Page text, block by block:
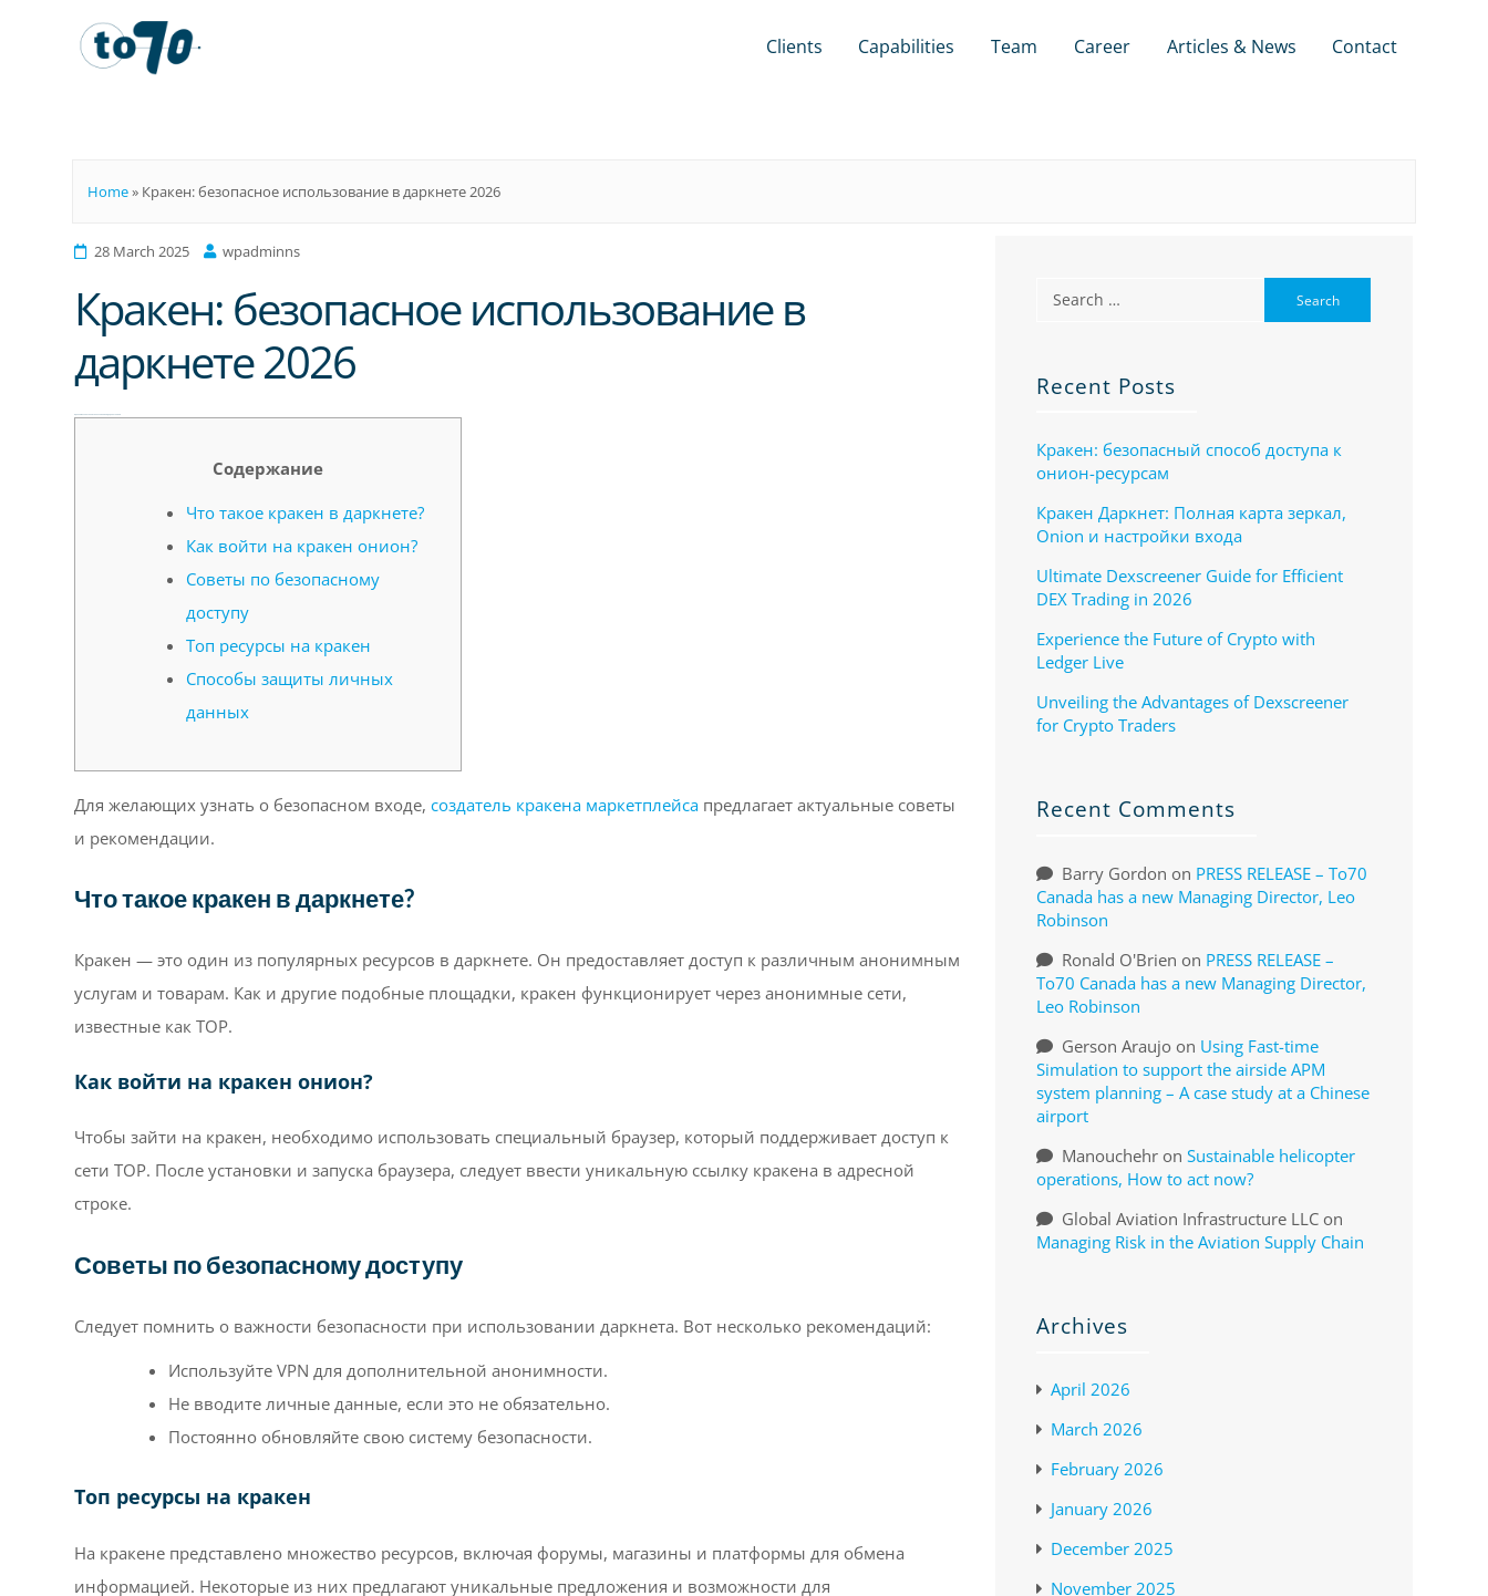
Clients Capabilities Team Career Articles & News Contact
Home» Кракен: безопасное использование в даркнете 2026
28 March 2025 wpadminns
Кракен: безопасное использование в
даркнете 2026
Содержание
Что такое кракен в даркнете?
Как войти на кракен онион?
Советы по безопасному
доступу
Топ ресурсы на кракен
Способы защиты личных
данных
Для желающих узнать о безопасном входе, создатель кракена маркетплейса предлагает актуальные советы
и рекомендации.
Что такое кракен в даркнете?
Кракен — это один из популярных ресурсов в даркнете. Он предоставляет доступ к различным анонимным
услугам и товарам. Как и другие подобные площадки, кракен функционирует через анонимные сети,
известные как ТОР.
Как войти на кракен онион?
Чтобы зайти на кракен, необходимо использовать специальный браузер, который поддерживает доступ к
сети ТОР. После установки и запуска браузера, следует ввести уникальную ссылку кракена в адресной
строке.
Советы по безопасному доступу
Следует помнить о важности безопасности при использовании даркнета. Вот несколько рекомендаций:
Используйте VPN для дополнительной анонимности.
Не вводите личные данные, если это не обязательно.
Постоянно обновляйте свою систему безопасности.
Топ ресурсы на кракен
На кракене представлено множество ресурсов, включая форумы, магазины и платформы для обмена
информацией. Некоторые из них предлагают уникальные предложения и возможности для
Recent Posts
Кракен: безопасный способ доступа к
онион-ресурсам
Кракен Даркнет: Полная карта зеркал,
Onion и настройки входа
Ultimate Dexscreener Guide for Efficient
DEX Trading in 2026
Experience the Future of Crypto with
Ledger Live
Unveiling the Advantages of Dexscreener
for Crypto Traders
Recent Comments
Barry Gordon on PRESS RELEASE – To70
Canada has a new Managing Director, Leo
Robinson
Ronald O'Brien on PRESS RELEASE –
To70 Canada has a new Managing Director,
Leo Robinson
Gerson Araujoon Using Fast-time
Simulation to support the airside APM
system planning – A case study at a Chinese
airport
Manouchehron Sustainable helicopter
operations, How to act now?
Global Aviation Infrastructure LLCon
Managing Risk in the Aviation Supply Chain
Archives
April 2026
March 2026
February 2026
January 2026
December 2025
November 2025